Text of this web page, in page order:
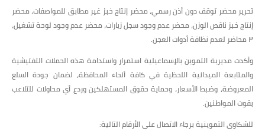
تحرير محضر توقف دون أذن رسمي، محضر إنتاج خبز غير مطابق للمواصفات، محضر
إنتاج خبز ناقص الوزن، محضر عدم وجود سجل زيارات، محضر عدم وجود لوحة تشغيل،
٣ محاضر لعدم نظافة أدوات العجن.
وأكدت مديرية التموين بالإسماعيلية استمرار واستدامة هذه الحملات التفتيشية
والمتابعة الميدانية اللحظية في كافة أنحاء المحافظة، لضمان جودة السلع
المعروضة، وضبط الأسعار، وحماية حقوق المستهلكين وردع أي محاولات للتلاعب
بقوت المواطنين.
للشكاوى التموينية برجاء الاتصال على الأرقام التالية: